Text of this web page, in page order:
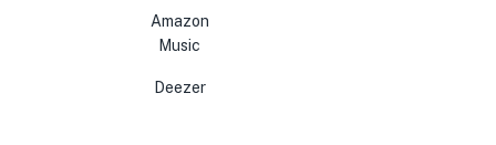
Amazon
Music
Deezer